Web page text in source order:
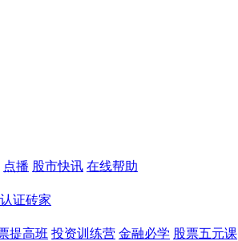
点播 股市快讯 在线帮助
认证砖家
提高班 投资训练营 金融必学 股票五元课